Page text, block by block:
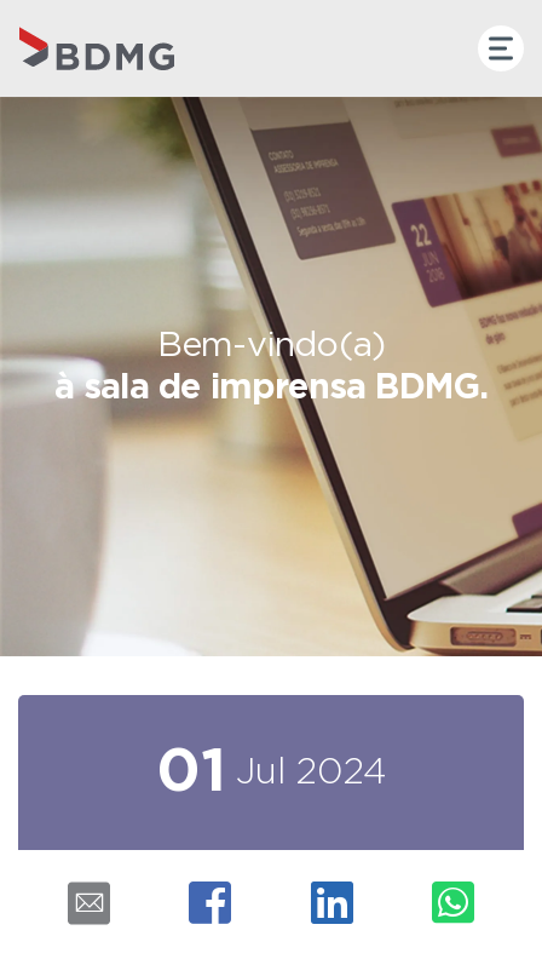
Bem-vindo(a)
à sala de imprensa BDMG.
01 Jul 2024